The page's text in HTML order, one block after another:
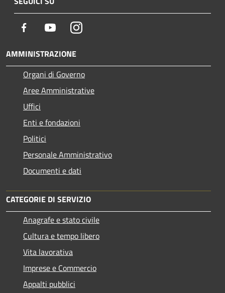
Facebook YoutubeInstagram
AMMINISTRAZIONE
Organi di Governo
Aree Amministrative
Uffici
Enti e fondazioni
Politici
Personale Amministrativo
Documenti e dati
CATEGORIE DI SERVIZIO
Anagrafe e stato civile
Cultura e tempo libero
Vita lavorativa
Imprese e Commercio
Appalti pubblici